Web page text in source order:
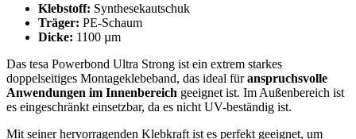
Klebstoff: Synthesekautschuk
Träger: PE-Schaum
Dicke: 1100 µm
Das tesa Powerbond Ultra Strong ist ein extrem starkes
doppelseitiges Montageklebeband, das ideal füranspruchsvolle
Anwendungen im Innenbereich geeignet ist. Im Außenbereich ist
es eingeschränkt einsetzbar, da es nicht UV-beständig ist.
Mit seiner hervorragenden Klebkraft ist es perfekt geeignet, um